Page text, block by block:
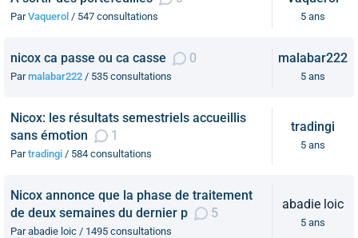
ParVaquerol / 547 consultations 5 ans
nicox ca passe ou ca casse 0
Parmalabar222 / 535 consultations
malabar222
5 ans
Nicox: les résultats semestriels accueillis
sans émotion
1
Partradingi / 584 consultations
tradingi
5 ans
Nicox annonce que la phase de traitement
de deux semaines du dernier p
5
Par abadie loic / 1495 consultations
abadie loic
5 ans